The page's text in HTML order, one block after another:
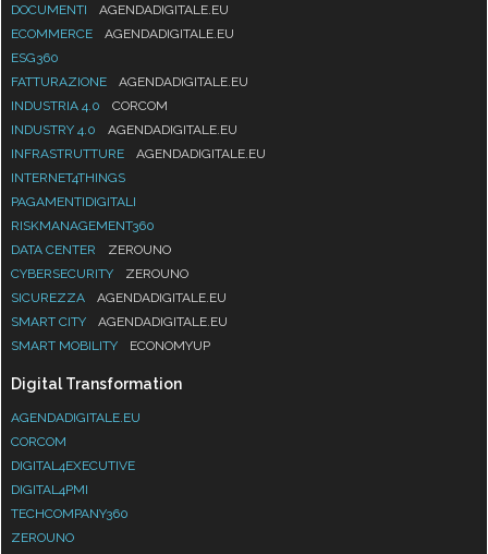
DOCUMENTI
AGENDADIGITALE.EU
ECOMMERCE
AGENDADIGITALE.EU
ESG360
FATTURAZIONE
AGENDADIGITALE.EU
INDUSTRIA 4.0
CORCOM
INDUSTRY 4.0
AGENDADIGITALE.EU
INFRASTRUTTURE
AGENDADIGITALE.EU
INTERNET4THINGS
PAGAMENTIDIGITALI
RISKMANAGEMENT360
DATA CENTER
ZEROUNO
CYBERSECURITY
ZEROUNO
SICUREZZA
AGENDADIGITALE.EU
SMART CITY
AGENDADIGITALE.EU
SMART MOBILITY
ECONOMYUP
Digital Transformation
AGENDADIGITALE.EU
CORCOM
DIGITAL4EXECUTIVE
DIGITAL4PMI
TECHCOMPANY360
ZEROUNO